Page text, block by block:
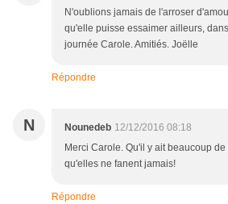
N'oublions jamais de l'arroser
qu'elle puisse essaimer ailleurs,
journée Carole. Amitiés. Joëlle
Répondre
N Nounedeb 12/12/2016 08:18
Merci Carole. Qu'il y ait beaucoup
qu'elles ne fanent jamais!
Répondre